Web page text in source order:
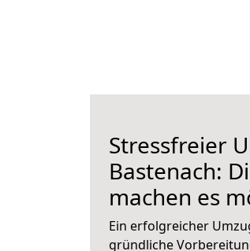
Stressfreier
Bastenach:
machen es
Ein erfolgreicher
gründliche